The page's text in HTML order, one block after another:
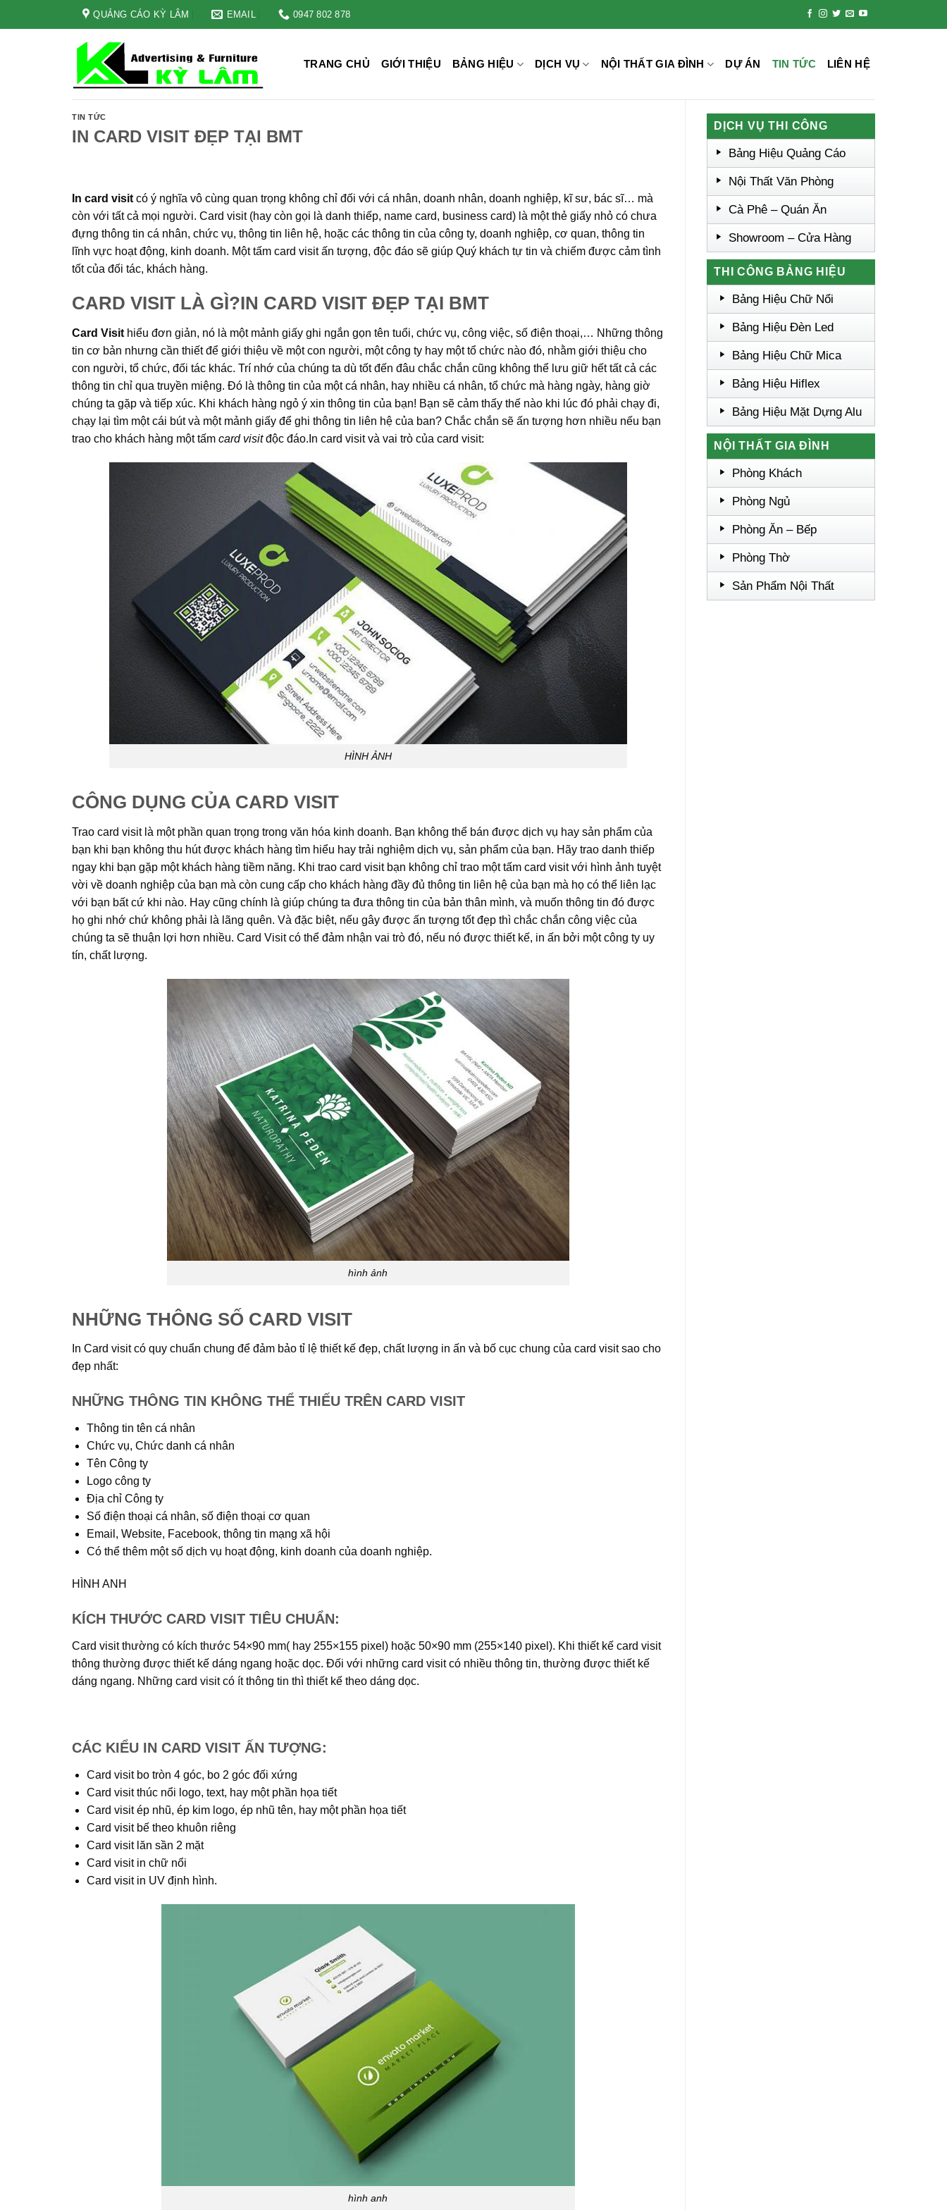
QUẢNG CÁO KỲ LÂM EMAIL 0947 802 878
TRANG CHỦ GIỚI THIỆU BẢNG HIỆU DỊCH VỤ NỘI THẤT GIA ĐÌNH DỰ ÁN TIN TỨC LIÊN HỆ
TIN TỨC
IN CARD VISIT ĐẸP TẠI BMT
In card visit có ý nghĩa vô cùng quan trọng không chỉ đối với cá nhân, doanh nhân, doanh nghiệp, kĩ sư, bác sĩ… mà
còn với tất cả mọi người. Card visit (hay còn gọi là danh thiếp, name card, business card) là một thẻ giấy nhỏ có chưa
đựng thông tin cá nhân, chức vụ, thông tin liên hệ, hoặc các thông tin của công ty, doanh nghiệp, cơ quan, thông tin
lĩnh vực hoạt động, kinh doanh. Một tấm card visit ấn tượng, độc đáo sẽ giúp Quý khách tự tin và chiếm được cảm tình
tốt của đối tác, khách hàng.
CARD VISIT LÀ GÌ?IN CARD VISIT ĐẸP TẠI BMT
Card Visit hiểu đơn giản, nó là một mảnh giấy ghi ngắn gọn tên tuổi, chức vụ, công việc, số điện thoại,… Những thông
tin cơ bản nhưng cần thiết để giới thiệu về một con người, một công ty hay một tổ chức nào đó, nhằm giới thiệu cho
con người, tổ chức, đối tác khác. Trí nhớ của chúng ta dù tốt đến đâu chắc chắn cũng không thể lưu giữ hết tất cả các
thông tin chỉ qua truyền miệng. Đó là thông tin của một cá nhân, hay nhiều cá nhân, tổ chức mà hàng ngày, hàng giờ
chúng ta gặp và tiếp xúc. Khi khách hàng ngỏ ý xin thông tin của bạn! Bạn sẽ cảm thấy thế nào khi lúc đó phải chạy đi,
chạy lại tìm một cái bút và một mảnh giấy để ghi thông tin liên hệ của ban? Chắc chắn sẽ ấn tượng hơn nhiều nếu bạn
trao cho khách hàng một tấm card visitđộc đáo.In card visit và vai trò của card visit:
HÌNH ẢNH
CÔNG DỤNG CỦA CARD VISIT
Trao card visit là một phần quan trọng trong văn hóa kinh doanh. Bạn không thể bán được dịch vụ hay sản phẩm của
bạn khi bạn không thu hút được khách hàng tìm hiểu hay trải nghiệm dịch vụ, sản phẩm của bạn. Hãy trao danh thiếp
ngay khi bạn gặp một khách hàng tiềm năng. Khi trao card visit bạn không chỉ trao một tấm card visit với hình ảnh tuyệt
vời về doanh nghiệp của bạn mà còn cung cấp cho khách hàng đầy đủ thông tin liên hệ của bạn mà họ có thể liên lạc
với bạn bất cứ khi nào. Hay cũng chính là giúp chúng ta đưa thông tin của bản thân mình, và muốn thông tin đó được
họ ghi nhớ chứ không phải là lãng quên. Và đặc biệt, nếu gây được ấn tượng tốt đẹp thì chắc chắn công việc của
chúng ta sẽ thuận lợi hơn nhiều. Card Visit có thể đảm nhận vai trò đó, nếu nó được thiết kế, in ấn bởi một công ty uy
tín, chất lượng.
hình ảnh
NHỮNG THÔNG SỐ CARD VISIT
In Card visit có quy chuẩn chung để đảm bảo tỉ lệ thiết kế đẹp, chất lượng in ấn và bố cục chung của card visit sao cho
đẹp nhất:
NHỮNG THÔNG TIN KHÔNG THỂ THIẾU TRÊN CARD VISIT
Thông tin tên cá nhân
Chức vụ, Chức danh cá nhân
Tên Công ty
Logo công ty
Địa chỉ Công ty
Số điện thoại cá nhân, số điện thoại cơ quan
Email, Website, Facebook, thông tin mạng xã hội
Có thể thêm một số dịch vụ hoạt động, kinh doanh của doanh nghiệp.
HÌNH ANH
KÍCH THƯỚC CARD VISIT TIÊU CHUẨN:
Card visit thường có kích thước 54×90 mm( hay 255×155 pixel) hoặc 50×90 mm (255×140 pixel). Khi thiết kế card visit
thông thường được thiết kế dáng ngang hoặc dọc. Đối với những card visit có nhiều thông tin, thường được thiết kế
dáng ngang. Những card visit có ít thông tin thì thiết kế theo dáng dọc.
CÁC KIỂU IN CARD VISIT ẤN TƯỢNG:
Card visit bo tròn 4 góc, bo 2 góc đối xứng
Card visit thúc nổi logo, text, hay một phần họa tiết
Card visit ép nhũ, ép kim logo, ép nhũ tên, hay một phần họa tiết
Card visit bế theo khuôn riêng
Card visit lăn sần 2 mặt
Card visit in chữ nổi
Card visit in UV định hình.
hình anh
DỊCH VỤ THI CÔNG
Bảng Hiệu Quảng Cáo
Nội Thất Văn Phòng
Cà Phê – Quán Ăn
Showroom – Cửa Hàng
THI CÔNG BẢNG HIỆU
Bảng Hiệu Chữ Nổi
Bảng Hiệu Đèn Led
Bảng Hiệu Chữ Mica
Bảng Hiệu Hiflex
Bảng Hiệu Mặt Dựng Alu
NỘI THẤT GIA ĐÌNH
Phòng Khách
Phòng Ngủ
Phòng Ăn – Bếp
Phòng Thờ
Sản Phẩm Nội Thất